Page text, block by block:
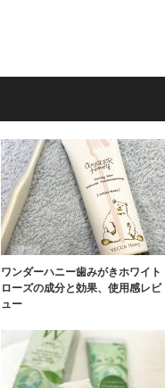
ワンダーハニー歯みがきホワイト
ローズの成分と効果、使用感レビ
ュー